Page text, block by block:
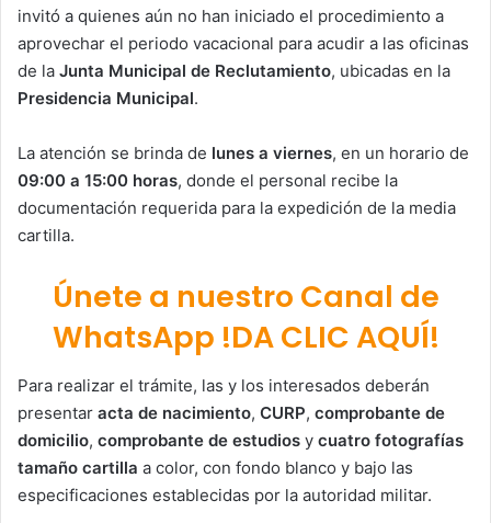
invitó a quienes aún no han iniciado el procedimiento a
aprovechar el periodo vacacional para acudir a las oficinas
de la Junta Municipal de Reclutamiento, ubicadas en la
Presidencia Municipal.
La atención se brinda de lunes a viernes, en un horario de
09:00 a 15:00 horas, donde el personal recibe la
documentación requerida para la expedición de la media
cartilla.
Únete a nuestro Canal de
WhatsApp !DA CLIC AQUÍ!
Para realizar el trámite, las y los interesados deberán
presentar acta de nacimiento, CURP, comprobante de
domicilio, comprobante de estudios y cuatro fotografías
tamaño cartilla a color, con fondo blanco y bajo las
especificaciones establecidas por la autoridad militar.